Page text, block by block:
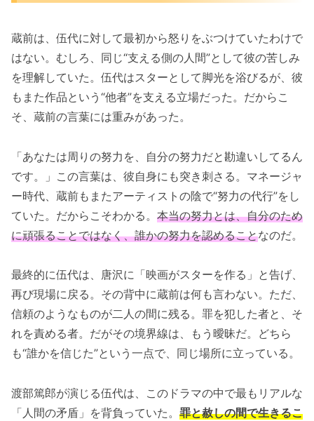
蔵前は、伍代に対して最初から怒りをぶつけていたわけで
はない。むしろ、同じ“支える側の人間”として彼の苦しみ
を理解していた。伍代はスターとして脚光を浴びるが、彼
もまた作品という“他者”を支える立場だった。だからこ
そ、蔵前の言葉には重みがあった。
「あなたは周りの努力を、自分の努力だと勘違いしてるん
です。」この言葉は、彼自身にも突き刺さる。マネージャ
ー時代、蔵前もまたアーティストの陰で“努力の代行”をし
ていた。だからこそわかる。 本当の努力とは、自分のため
に頑張ることではなく、誰かの努力を認めることなのだ。
最終的に伍代は、唐沢に「映画がスターを作る」と告げ、
再び現場に戻る。その背中に蔵前は何も言わない。ただ、
信頼のようなものが二人の間に残る。罪を犯した者と、そ
れを責める者。だがその境界線は、もう曖昧だ。どちら
も“誰かを信じた”という一点で、同じ場所に立っている。
渡部篤郎が演じる伍代は、このドラマの中で最もリアルな
「人間の矛盾」を背負っていた。 罪と赦しの間で生きるこ